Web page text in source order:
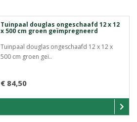
Tuinpaal douglas ongeschaafd 12 x 12
x 500 cm groen geïmpregneerd
Tuinpaal douglas ongeschaafd 12 x 12 x
500 cm groen geï..
€ 84,50